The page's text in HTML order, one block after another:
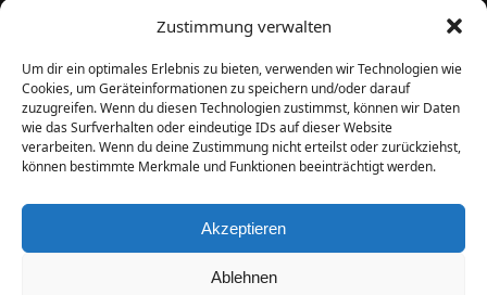
Zustimmung verwalten
Um dir ein optimales Erlebnis zu bieten, verwenden wir Technologien wie
Cookies, um Geräteinformationen zu speichern und/oder darauf
zuzugreifen. Wenn du diesen Technologien zustimmst, können wir Daten
wie das Surfverhalten oder eindeutige IDs auf dieser Website
verarbeiten. Wenn du deine Zustimmung nicht erteilst oder zurückziehst,
können bestimmte Merkmale und Funktionen beeinträchtigt werden.
Akzeptieren
Ablehnen
info@genuss-auf-griechisch.de
Vertrag widerrufen
ÖFFNUNGSZEITEN
Montag bis Freitag: